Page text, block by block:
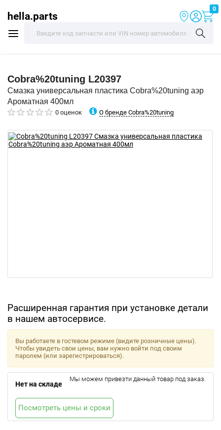
hella.parts
0
Cobra%20tuning L20397
Смазка универсальная пластика Cobra%20tuning аэр
Ароматная 400мл
0 оценок О бренде Cobra%20tuning
Расширенная гарантия при установке детали
в нашем автосервисе.
Вы работаете в гостевом режиме (видите розничные цены).
Чтобы увидеть свои цены, вам нужно войти под своим
паролем (или зарегистрироваться).
Нет на складе
Мы можем привезти данный товар под заказ.
Посмотреть цены и сроки